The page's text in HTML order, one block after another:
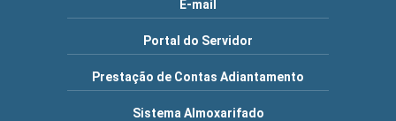
E-mail
Portal do Servidor
Prestação de Contas Adiantamento
Sistema Almoxarifado